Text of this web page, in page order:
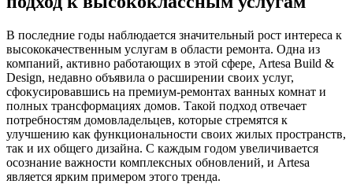
В последние годы наблюдается значительный рост интереса к
высококачественным услугам в области ремонта. Одна из
компаний, активно работающих в этой сфере, Artesa Build &
Design, недавно объявила о расширении своих услуг,
сфокусировавшись на премиум-ремонтах ванных комнат и
полных трансформациях домов. Такой подход отвечает
потребностям домовладельцев, которые стремятся к
улучшению как функциональности своих жилых пространств,
так и их общего дизайна. С каждым годом увеличивается
осознание важности комплексных обновлений, и Artesa
является ярким примером этого тренда.